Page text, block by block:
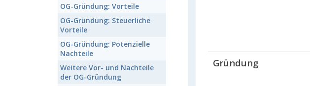
OG-Gründung: Vorteile
OG-Gründung: Steuerliche
Vorteile
OG-Gründung: Potenzielle
Nachteile
Weitere Vor- und Nachteile
der OG-Gründung
Gründung